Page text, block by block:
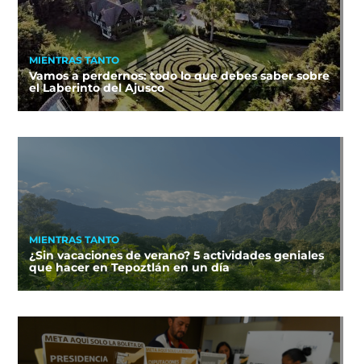
MIENTRAS TANTO
Vamos a perdernos: todo lo que debes saber sobre
el Laberinto del Ajusco
MIENTRAS TANTO
¿Sin vacaciones de verano? 5 actividades geniales
que hacer en Tepoztlán en un día